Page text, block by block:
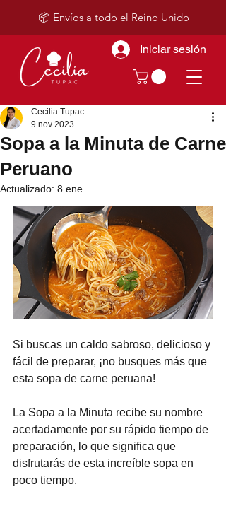
Iniciar sesión
📦 Envíos a todo el Reino Unido
Sopa a la Minuta de Carne
Peruano
Cecilia Tupac
9 nov 2023
Actualizado: 8 ene
Si buscas un caldo sabroso, delicioso y
fácil de preparar, ¡no busques más que
esta sopa de carne peruana!
La Sopa a la Minuta recibe su nombre
acertadamente por su rápido tiempo de
preparación, lo que significa que
disfrutarás de esta increíble sopa en
poco tiempo.